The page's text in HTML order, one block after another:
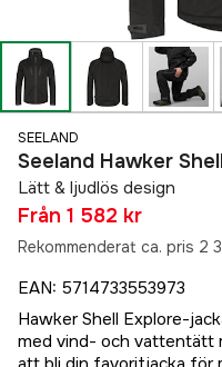
SEELAND
Seeland Hawker
Lätt & ljudlös design
Från 1 582 kr
Rekommenderat ca. pris 2
EAN: 5714733553973
Hawker Shell Explore-
med vind- och vattentätt